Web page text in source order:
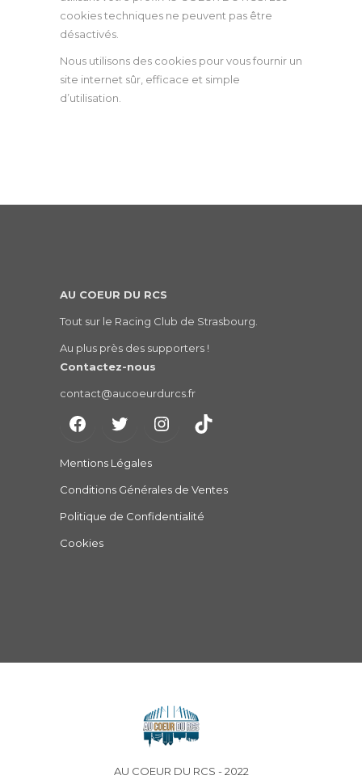
cookies techniques ne peuvent pas être
désactivés.
Nous utilisons des cookies pour vous fournir un
site internet sûr, efficace et simple
d’utilisation.
AU COEUR DU RCS
Tout sur le Racing Club de Strasbourg.
Au plus près des supporters !
Contactez-nous
contact@aucoeurdurcs.fr
Mentions Légales
Conditions Générales de Ventes
Politique de Confidentialité
Cookies
AU COEUR DU RCS - 2022